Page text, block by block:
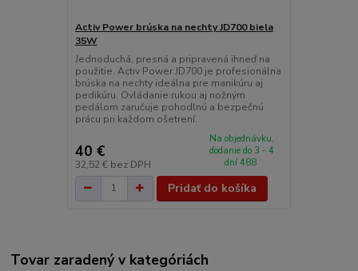
Activ Power brúska na nechty JD700 biela
35W
Jednoduchá, presná a pripravená ihneď na
použitie. Activ Power JD700 je profesionálna
brúska na nechty ideálna pre manikúru aj
pedikúru. Ovládanie rukou aj nožným
pedálom zaručuje pohodlnú a bezpečnú
prácu pri každom ošetrení.
40 €
32,52 € bez DPH
Na objednávku,
dodanie do 3 - 4
dní 488
Pridať do košíka
Tovar zaradený v kategóriách